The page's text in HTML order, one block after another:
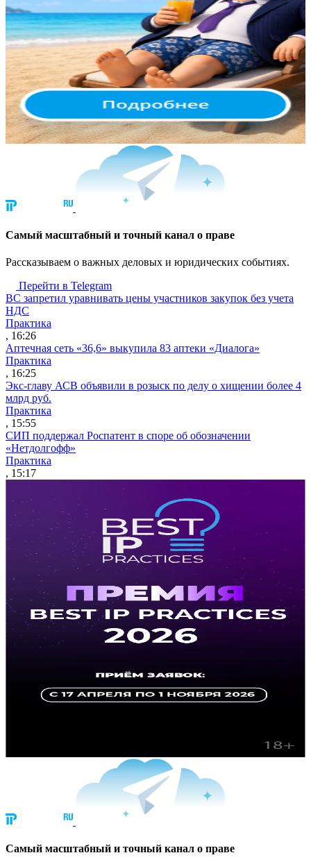
Cамый масштабный и точный канал о праве
Рассказываем о важных деловых и юридических событиях.
Перейти в Telegram
ВС запретил уравнивать цены участников закупок без учета
НДС
Практика
, 16:26
Аптечная сеть «36,6» выкупила 83 аптеки «Диалога»
Практика
, 16:25
Экс-главу АСВ объявили в розыск по делу о хищении более 4
млрд руб.
Практика
, 15:55
СИП поддержал Роспатент в споре об обозначении
«Нетдолгофф»
Практика
, 15:17
Cамый масштабный и точный канал о праве